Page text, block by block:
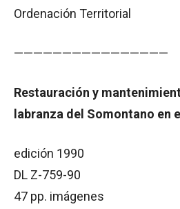
Ordenación Territorial
————————————————
Restauración y
labranza del Somontano en
edición 1990
DL Z-759-90
47 pp. imágenes